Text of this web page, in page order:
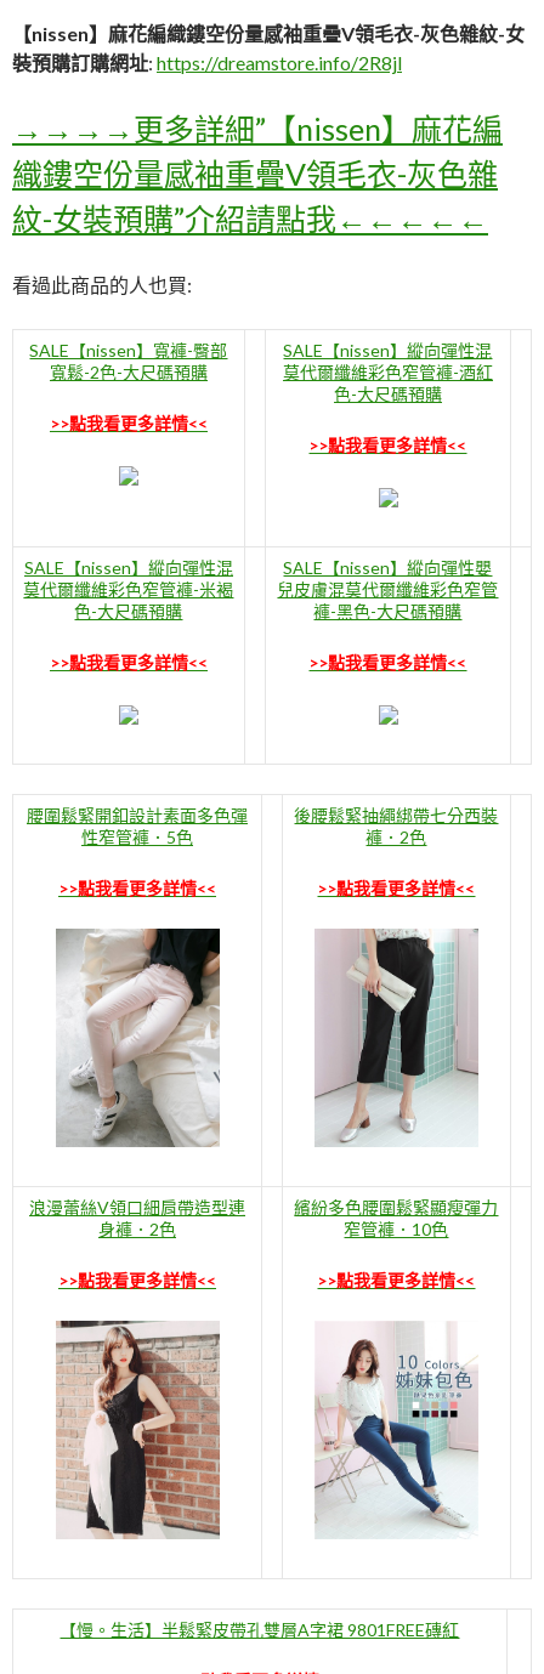
【nissen】麻花編織鏤空份量感袖重疊V領毛衣-灰色雜紋-女
裝預購訂購網址: https://dreamstore.info/2R8jl
→→→→更多詳細”【nissen】麻花編
織鏤空份量感袖重疊V領毛衣-灰色雜
紋-女裝預購”介紹請點我←←←←←
看過此商品的人也買:
SALE【nissen】寬褲-臀部
寬鬆-2色-大尺碼預購
>>點我看更多詳情<<
SALE【nissen】縱向彈性混
莫代爾纖維彩色窄管褲-酒紅
色-大尺碼預購
>>點我看更多詳情<<
SALE【nissen】縱向彈性混
莫代爾纖維彩色窄管褲-米褐
色-大尺碼預購
>>點我看更多詳情<<
SALE【nissen】縱向彈性嬰
兒皮膚混莫代爾纖維彩色窄管
褲-黑色-大尺碼預購
>>點我看更多詳情<<
腰圍鬆緊開釦設計素面多色彈
性窄管褲．5色
>>點我看更多詳情<<
後腰鬆緊抽繩綁帶七分西裝
褲．2色
>>點我看更多詳情<<
浪漫蕾絲V領口細肩帶造型連
身褲．2色
>>點我看更多詳情<<
繽紛多色腰圍鬆緊顯瘦彈力
窄管褲．10色
>>點我看更多詳情<<
【慢。生活】半鬆緊皮帶孔雙層A字裙 9801FREE磚紅